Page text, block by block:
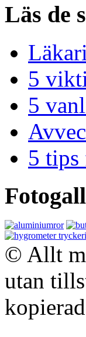
Läs de
5
5
5 tips
© Allt
utan